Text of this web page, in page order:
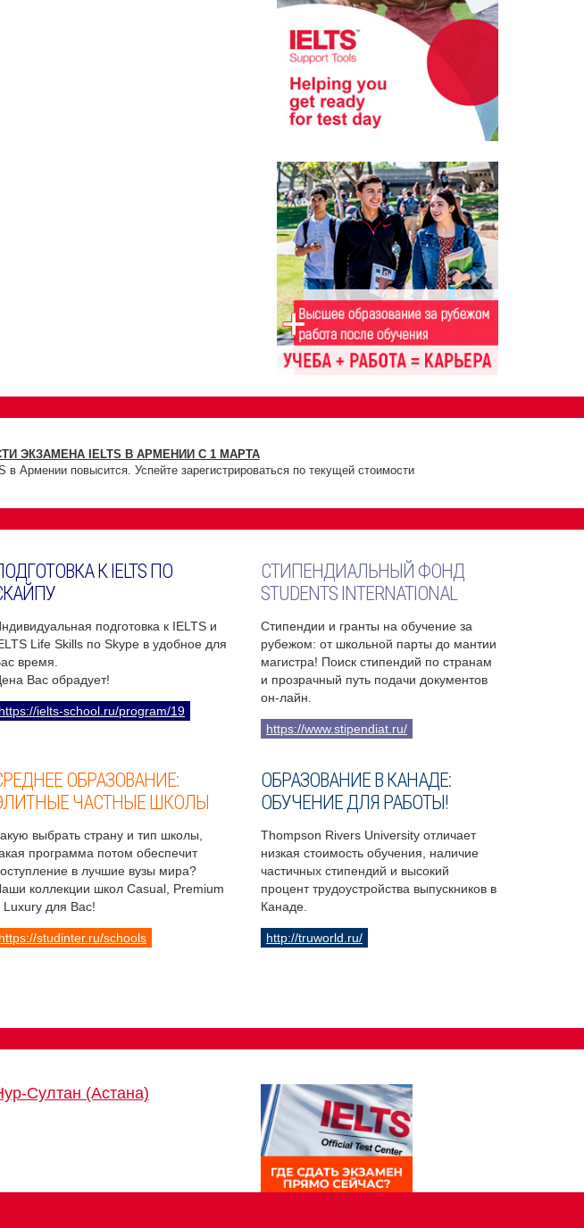
ЭКЗАМЕНА IELTS В АРМЕНИИ С 1 МАРТА
в Армении повысится. Успейте зарегистрироваться по текущей стоимости
К IELTS ПО
подготовка к IELTS и
Life Skills по Skype в удобное для
время.
Вас обрадует!
https://ielts-school.ru/program/19
СТИПЕНДИАЛЬНЫЙ ФОНД
STUDENTS INTERNATIONAL
Стипендии и гранты на обучение за
рубежом: от школьной парты до мантии
магистра! Поиск стипендий по странам
и прозрачный путь подачи документов
он-лайн.
https://www.stipendiat.ru/
ОБРАЗОВАНИЕ:
ЧАСТНЫЕ ШКОЛЫ
выбрать страну и тип школы,
программа потом обеспечит
в лучшие вузы мира?
коллекции школ Casual, Premium
Luxury для Вас!
https://studinter.ru/schools
ОБРАЗОВАНИЕ В КАНАДЕ:
ОБУЧЕНИЕ ДЛЯ РАБОТЫ!
Thompson Rivers University отличает
низкая стоимость обучения, наличие
частичных стипендий и высокий
процент трудоустройства выпускников в
Канаде.
http://truworld.ru/
Султан (Астана)